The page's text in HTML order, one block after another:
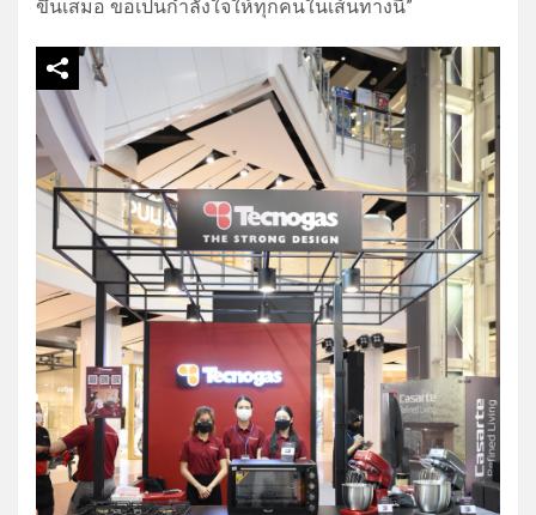
ขึ้นเสมอ ขอเป็นกำลังใจให้ทุกคนในเส้นทางนี้”